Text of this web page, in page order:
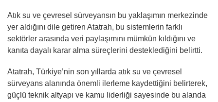
Atık su ve çevresel sürveyansın bu yaklaşımın merkezinde
yer aldığını dile getiren Atatrah, bu sistemlerin farklı
sektörler arasında veri paylaşımını mümkün kıldığını ve
kanıta dayalı karar alma süreçlerini desteklediğini belirtti.
Atatrah, Türkiye’nin son yıllarda atık su ve çevresel
sürveyans alanında önemli ilerleme kaydettiğini belirterek,
güçlü teknik altyapı ve kamu liderliği sayesinde bu alanda